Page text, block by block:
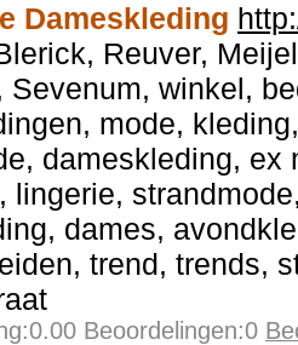
Dameskleding
Reuver,
Sevenum, winkel,
mode,
dameskleding, ex
lingerie,
dames,
trend, trends,
Beoordelingen:0